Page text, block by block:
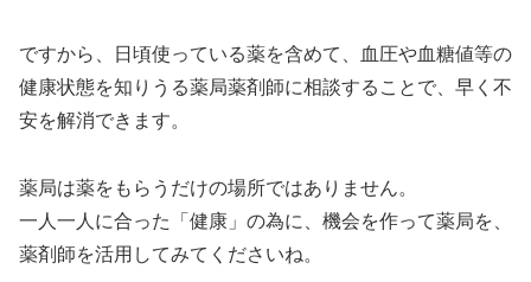
ですから、日頃使っている薬を含めて、血圧や血糖値等の
健康状態を知りうる薬局薬剤師に相談することで、早く不
安を解消できます。
薬局は薬をもらうだけの場所ではありません。
一人一人に合った「健康」の為に、機会を作って薬局を、
薬剤師を活用してみてくださいね。